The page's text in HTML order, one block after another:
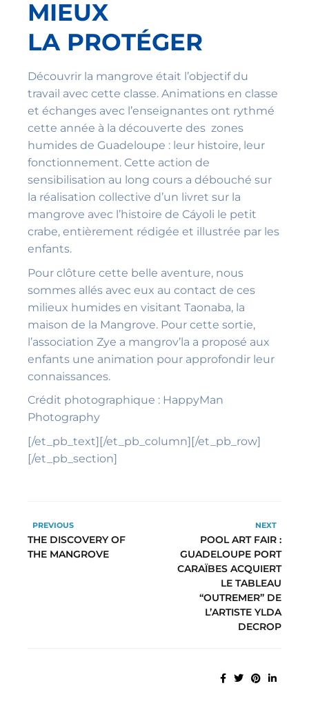
MIEUX
LA PROTÉGER
Découvrir la mangrove était l’objectif du
travail avec cette classe. Animations en classe
et échanges avec l’enseignantes ont rythmé
cette année à la découverte des zones
humides de Guadeloupe : leur histoire, leur
fonctionnement. Cette action de
sensibilisation au long cours a débouché sur
la réalisation collective d’un livret sur la
mangrove avec l’histoire de Cáyoli le petit
crabe, entièrement rédigée et illustrée par les
enfants.
Pour clôture cette belle aventure, nous
sommes allés avec eux au contact de ces
milieux humides en visitant Taonaba, la
maison de la Mangrove. Pour cette sortie,
l’association Zye a mangrov’la a proposé aux
enfants une animation pour approfondir leur
connaissances.
Crédit photographique : HappyMan
Photography
[/et_pb_text][/et_pb_column][/et_pb_row]
[/et_pb_section]
PREVIOUS
THE DISCOVERY OF
THE MANGROVE
NEXT
POOL ART FAIR :
GUADELOUPE PORT
CARAÏBES ACQUIERT
LE TABLEAU
“OUTREMER” DE
L’ARTISTE YLDA
DECROP